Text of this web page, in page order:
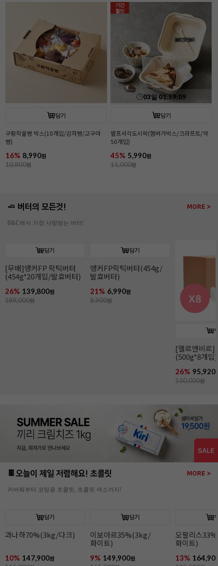
담기
구황작물빵 박스(10개입/감자빵/고구마
빵)
16% 8,990원
10,800원
기간
할인
03일 01:59:08
담기
펄프사각도시락(햄버거박스/크라프트/약
50개입)
45% 5,990원
11,000원
🧈 버터의 모든것! MORE >
B&C에서 가장 사랑받는 버터!
담기
[무배]앵커FP 락틱버터
(454g*20개입/발효버터)
26% 139,800원
189,000원
담기
앵커FP락틱버터(454g/
발효버터)
21% 6,990원
8,900원
[엘르앤비르]
(500g*8개입)
26% 95,920
130,000원
🍫오늘이 제일 저렴해요! 초콜릿 MORE >
커버춰부터 코팅용 초콜릿, 초콜릿 색소까지!
담기
과나하70%(3kg/다크)
10% 147,900원
담기
이보아르35%(3kg/
화이트)
9% 149,900원
오팔리스
화이트)
13%